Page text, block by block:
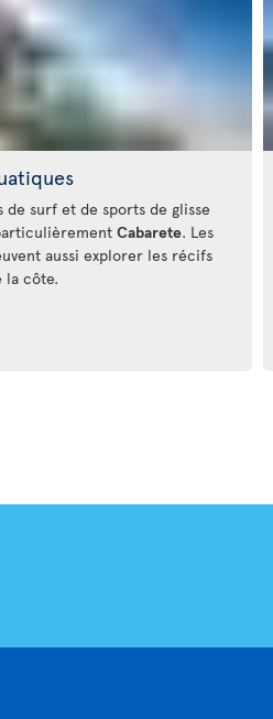
de surf et de sports de glisse
Cabarete. Les
aussi explorer les récifs
la côte.